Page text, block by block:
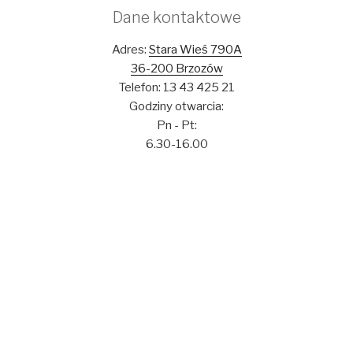
Dane kontaktowe
Adres: Stara Wieś 790A
36-200 Brzozów
Telefon: 13 43 425 21
Godziny otwarcia:
Pn - Pt:
6.30-16.00